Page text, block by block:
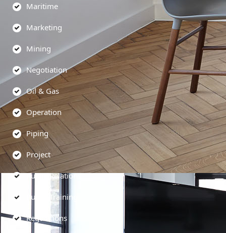
Maritime
Marketing
Mining
Negotiation
Oil & Gas
Operation
Piping
Project
Public Relations
Public Training
Regulations